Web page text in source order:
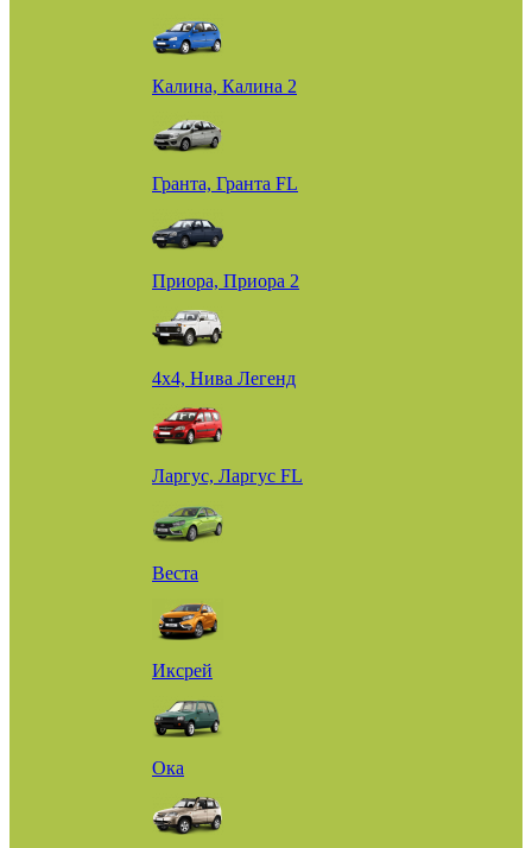
Калина, Калина 2
Гранта, Гранта FL
Приора, Приора 2
4х4, Нива Легенд
Ларгус, Ларгус FL
Веста
Иксрей
Ока